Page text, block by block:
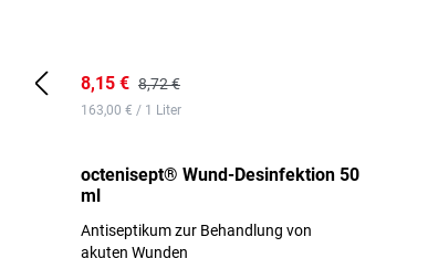
8,15 € 8,72 €
163,00 € / 1 Liter
octenisept® Wund-Desinfektion 50
ml
Antiseptikum zur Behandlung von
akuten Wunden